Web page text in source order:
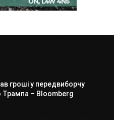
гроші у передвиборчу
Трампа – Bloomberg